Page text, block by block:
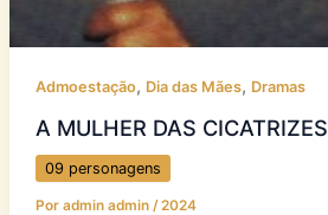
Admoestação, Dia das Mães, Dramas
A MULHER DAS CICATRIZES
09 personagens
Por admin admin /2024